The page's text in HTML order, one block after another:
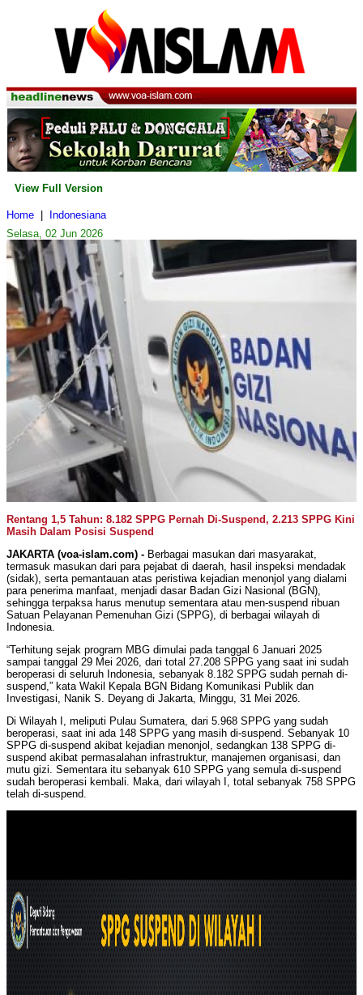
View Full Version
Home
Indonesiana
Selasa, 02 Jun 2026
Rentang 1,5 Tahun: 8.182 SPPG Pernah Di-Suspend, 2.213 SPPG Kini
Masih Dalam Posisi Suspend
JAKARTA (voa-islam.com) - Berbagai masukan dari masyarakat,
termasuk masukan dari para pejabat di daerah, hasil inspeksi mendadak
(sidak), serta pemantauan atas peristiwa kejadian menonjol yang dialami
para penerima manfaat, menjadi dasar Badan Gizi Nasional (BGN),
sehingga terpaksa harus menutup sementara atau men-suspend ribuan
Satuan Pelayanan Pemenuhan Gizi (SPPG), di berbagai wilayah di
Indonesia.
“Terhitung sejak program MBG dimulai pada tanggal 6 Januari 2025
sampai tanggal 29 Mei 2026, dari total 27.208 SPPG yang saat ini sudah
beroperasi di seluruh Indonesia, sebanyak 8.182 SPPG sudah pernah di-
suspend,” kata Wakil Kepala BGN Bidang Komunikasi Publik dan
Investigasi, Nanik S. Deyang di Jakarta, Minggu, 31 Mei 2026.
Di Wilayah I, meliputi Pulau Sumatera, dari 5.968 SPPG yang sudah
beroperasi, saat ini ada 148 SPPG yang masih di-suspend. Sebanyak 10
SPPG di-suspend akibat kejadian menonjol, sedangkan 138 SPPG di-
suspend akibat permasalahan infrastruktur, manajemen organisasi, dan
mutu gizi. Sementara itu sebanyak 610 SPPG yang semula di-suspend
sudah beroperasi kembali. Maka, dari wilayah I, total sebanyak 758 SPPG
telah di-suspend.